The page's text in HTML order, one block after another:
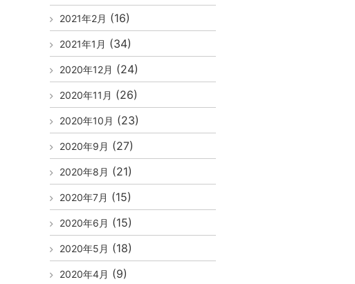
2021年2月 (16)
2021年1月 (34)
2020年12月 (24)
2020年11月 (26)
2020年10月 (23)
2020年9月 (27)
2020年8月 (21)
2020年7月 (15)
2020年6月 (15)
2020年5月 (18)
2020年4月 (9)